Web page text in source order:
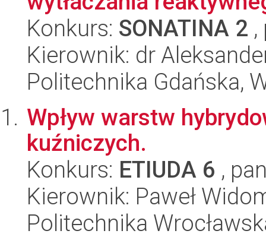
Konkurs: SONATINA 2
Kierownik: dr
Politechnika Gdańska,
Wpływ warstw
kuźniczych.
Konkurs: ETIUDA 6 ,
Kierownik: Paweł
Politechnika